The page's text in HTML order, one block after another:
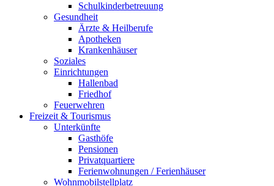
Schulkinderbetreuung
Gesundheit
Ärzte & Heilberufe
Apotheken
Krankenhäuser
Soziales
Einrichtungen
Hallenbad
Friedhof
Feuerwehren
Freizeit & Tourismus
Unterkünfte
Gasthöfe
Pensionen
Privatquartiere
Ferienwohnungen / Ferienhäuser
Wohnmobilstellplatz